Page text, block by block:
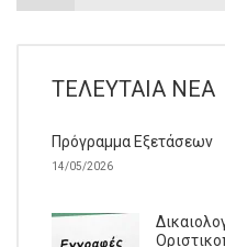
ΤΕΛΕΥΤΑΊΑ ΝΈΑ
Πρόγραμμα Εξετάσεων
14/05/2026